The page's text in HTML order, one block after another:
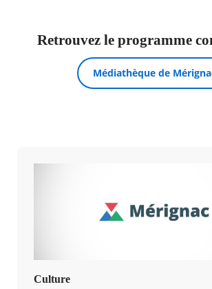
Retrouvez le programme
Médiathèque de
Culture